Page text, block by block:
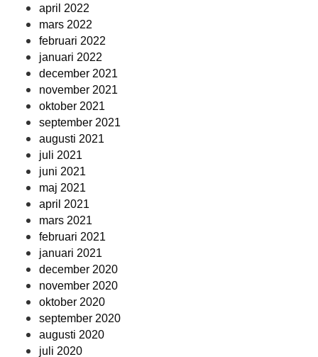
april 2022
mars 2022
februari 2022
januari 2022
december 2021
november 2021
oktober 2021
september 2021
augusti 2021
juli 2021
juni 2021
maj 2021
april 2021
mars 2021
februari 2021
januari 2021
december 2020
november 2020
oktober 2020
september 2020
augusti 2020
juli 2020